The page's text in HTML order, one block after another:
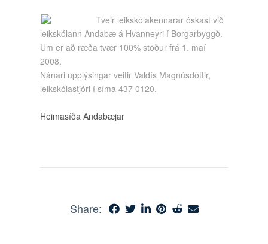
Tveir leikskólakennarar óskast við
leikskólann Andabæ á Hvanneyri í Borgarbyggð.
Um er að ræða tvær 100% stöður frá 1. maí
2008.
Nánari upplýsingar veitir Valdís Magnúsdóttir,
leikskólastjóri í síma 437 0120.
Heimasíða Andabæjar
Share: